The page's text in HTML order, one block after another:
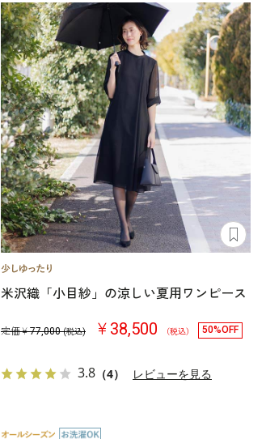
米沢織「小目紗」の涼しい夏用ワンピース
定価￥77,000 (税込) ￥38,500 （税込） 50%OFF
3.8 （4） レビューを見る